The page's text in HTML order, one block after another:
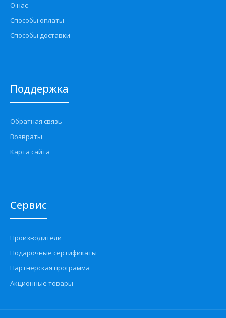
Опоры стоек SS20 Queen ВАЗ-2108-2115 (комплект 2 шт.)
21099 "Lada Samara", 2113, 2114, 2115 "Lada..
О нас
Способы оплаты
Способы доставки
Поддержка
Обратная связь
Возвраты
Карта сайта
Сервис
Производители
Подарочные сертификаты
Партнерская программа
Акционные товары